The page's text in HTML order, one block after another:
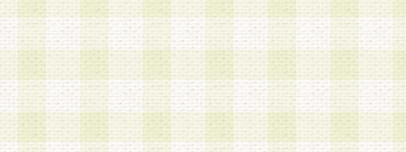
a.既に登録されている会員と同一のメールアドレ
録する場合
b.本サービスと同様のサービスを提供している企
業に従事していると思われる本人またはその家族
場合
c.その他当社が不適切と判断する場合